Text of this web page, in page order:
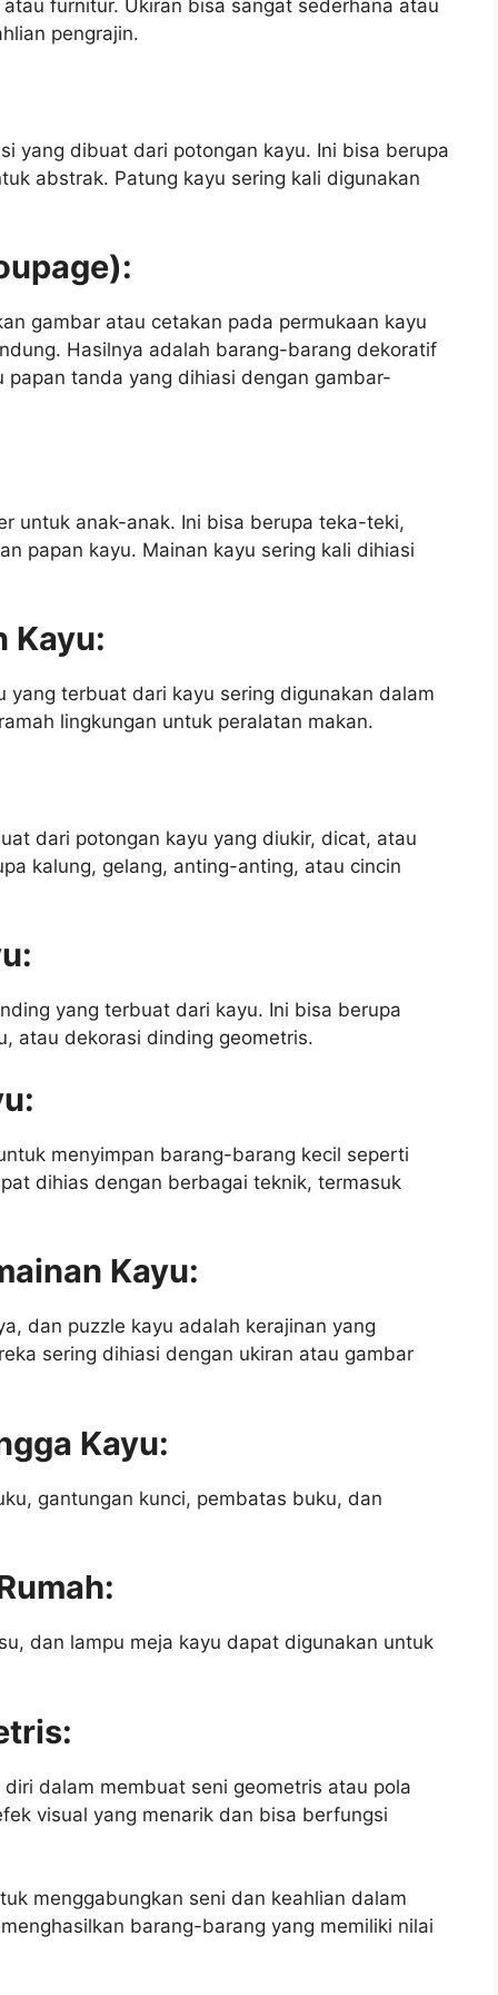
furnitur. Ukiran bisa sangat sederhana atau
pengrajin.
yang dibuat dari potongan kayu. Ini bisa berupa
abstrak. Patung kayu sering kali digunakan
gambar atau cetakan pada permukaan kayu
Hasilnya adalah barang-barang dekoratif
tanda yang dihiasi dengan gambar-
untuk anak-anak. Ini bisa berupa teka-teki,
papan kayu. Mainan kayu sering kali dihiasi
Kayu:
yang terbuat dari kayu sering digunakan dalam
lingkungan untuk peralatan makan.
dari potongan kayu yang diukir, dicat, atau
kalung, gelang, anting-anting, atau cincin
yang terbuat dari kayu. Ini bisa berupa
atau dekorasi dinding geometris.
menyimpan barang-barang kecil seperti
dihias dengan berbagai teknik, termasuk
Kayu:
dan puzzle kayu adalah kerajinan yang
sering dihiasi dengan ukiran atau gambar
Kayu:
gantungan kunci, pembatas buku, dan
dan lampu meja kayu dapat digunakan untuk
dalam membuat seni geometris atau pola
visual yang menarik dan bisa berfungsi
menggabungkan seni dan keahlian dalam
barang-barang yang memiliki nilai